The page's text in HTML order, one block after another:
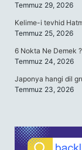
Temmuz 29, 2026
Kelime-i tevhid
Temmuz 25, 2026
6 Nokta Ne Demek ?
Temmuz 24, 2026
Japonya hangi dil
Temmuz 23, 2026